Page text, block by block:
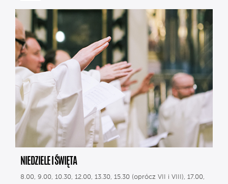
NIEDZIELE I ŚWIĘTA
8.00, 9.00, 10.30, 12.00, 13.30, 15.30 (oprócz VII i VIII), 17.00,